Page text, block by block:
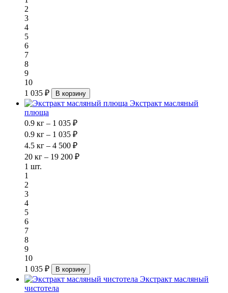
2
3
4
5
6
7
8
9
10
1 035 ₽
В корзину
Экстракт масляный
плюща
0.9 кг – 1 035 ₽
0.9 кг – 1 035 ₽
4.5 кг – 4 500 ₽
20 кг – 19 200 ₽
1 шт.
1
2
3
4
5
6
7
8
9
10
1 035 ₽
В корзину
Экстракт масляный
чистотела